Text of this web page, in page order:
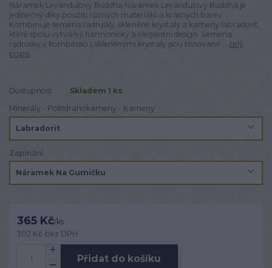
Náramek Levandulový Buddha Náramek Levandulový Buddha je
jedinečný díky použití různých materiálů a krásných barev.
Kombinuje semena radrusky, skleněné krystaly a kameny labradorit,
které spolu vytvářejí harmonický a elegantní design. Semena
radrusky v kombinaci s skleněnými krystaly jsou tónované ... celý
popis
Dostupnost
Skladem 1 ks
Minerály - Polodrahokameny - Kameny
Zapínání
365 Kč/ks
302 Kč bez DPH
Přidat do košíku